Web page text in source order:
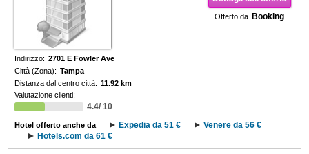
Offerto da Booking
Indirizzo: 2701 E Fowler Ave
Città (Zona): Tampa
Distanza dal centro città: 11.92 km
Valutazione clienti:
4.4/ 10
Hotel offerto anche da Expedia da 51 €
Venere da 56 €
Hotels.com da 61 €